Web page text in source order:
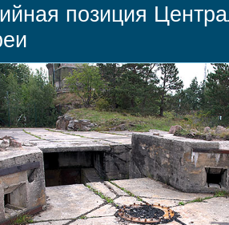
позиция